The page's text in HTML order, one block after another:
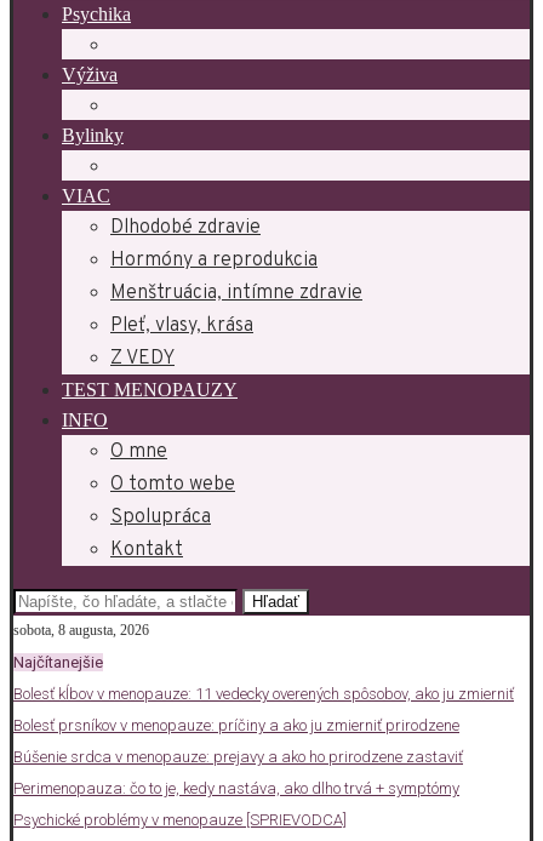
Psychika
Výživa
Bylinky
VIAC
Dlhodobé zdravie
Hormóny a reprodukcia
Menštruácia, intímne zdravie
Pleť, vlasy, krása
Z VEDY
TEST MENOPAUZY
INFO
O mne
O tomto webe
Spolupráca
Kontakt
Hľadať
sobota, 8 augusta, 2026
Najčítanejšie
Bolesť kĺbov v menopauze: 11 vedecky overených spôsobov, ako ju zmierniť
Bolesť prsníkov v menopauze: príčiny a ako ju zmierniť prirodzene
Búšenie srdca v menopauze: prejavy a ako ho prirodzene zastaviť
Perimenopauza: čo to je, kedy nastáva, ako dlho trvá + symptómy
Psychické problémy v menopauze [SPRIEVODCA]